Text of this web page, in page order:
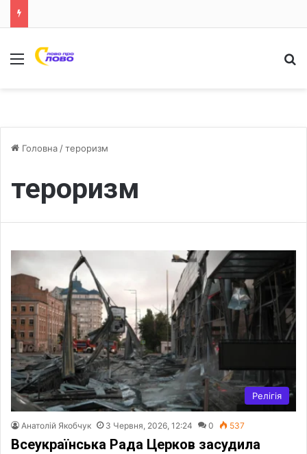
Меню
Головна /тероризм
тероризм
Релігія
Анатолій Якобчук 3 Червня, 2026, 12:24 0 537
Всеукраїнська Рада Церков засудила